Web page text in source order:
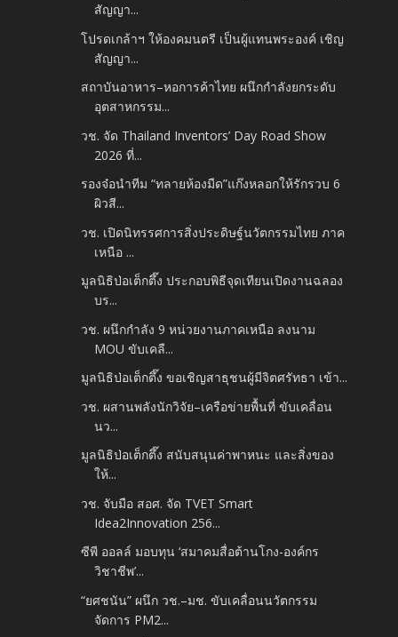
สัญญา...
โปรดเกล้าฯ ให้องคมนตรี เป็นผู้แทนพระองค์ เชิญ
สัญญา...
สถาบันอาหาร–หอการค้าไทย ผนึกกำลังยกระดับ
อุตสาหกรรม...
วช. จัด Thailand Inventors’ Day Road Show
2026 ที่...
รองจ๋อนำทีม “ทลายห้องมืด”แก๊งหลอกให้รักรวบ 6
ผิวสี...
วช. เปิดนิทรรศการสิ่งประดิษฐ์นวัตกรรมไทย ภาค
เหนือ ...
มูลนิธิป่อเต็กตึ๊ง ประกอบพิธีจุดเทียนเปิดงานฉลอง
บร...
วช. ผนึกกำลัง 9 หน่วยงานภาคเหนือ ลงนาม
MOU ขับเคลื...
มูลนิธิป่อเต็กตึ๊ง ขอเชิญสาธุชนผู้มีจิตศรัทธา เข้า...
วช. ผสานพลังนักวิจัย–เครือข่ายพื้นที่ ขับเคลื่อน
นว...
มูลนิธิป่อเต็กตึ๊ง สนับสนุนค่าพาหนะ และสิ่งของ
ให้...
วช. จับมือ สอศ. จัด TVET Smart
Idea2Innovation 256...
ซีพี ออลล์ มอบทุน ‘สมาคมสื่อต้านโกง-องค์กร
วิชาชีพ’...
“ยศชนัน” ผนึก วช.–มช. ขับเคลื่อนนวัตกรรม
จัดการ PM2...